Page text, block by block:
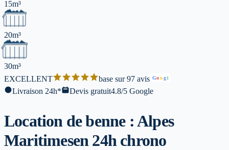
15m³
20m³
30m³
EXCELLENT
base sur 97 avis Goog l
Livraison 24h* Devis gratuit4.8/5 Google
Location de benne : Alpes
Maritimesen 24h chrono